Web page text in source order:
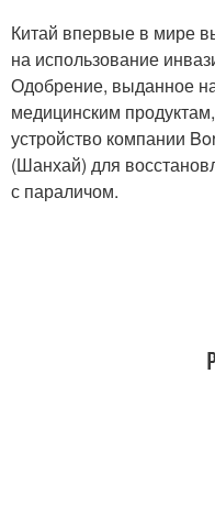
Китай впервые в мире
на использование
Одобрение, выданное
медицинским
устройство компании
(Шанхай) для
с параличом.